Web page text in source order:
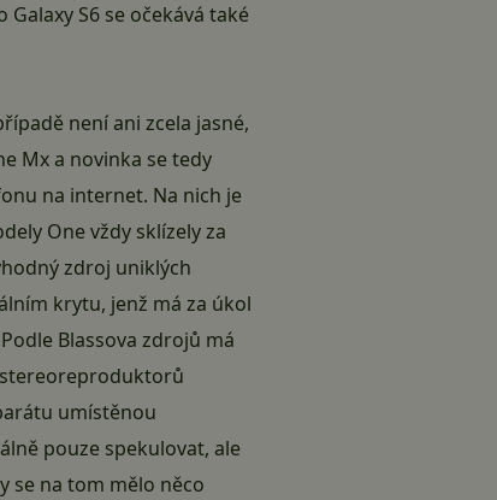
S6 se očekává také
není ani zcela jasné,
Mx a novinka se tedy
na internet. Na nich je
One vždy sklízely za
zdroj uniklých
krytu, jenž má za úkol
Blassova zdrojů má
umístěnou
pouze spekulovat, ale
se na tom mělo něco